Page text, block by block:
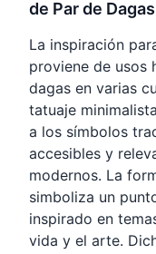
de Par de
La inspiración
proviene de usos
dagas en varias
tatuaje
a los símbolos
accesibles y
modernos. La
simboliza un
inspirado en
vida y el arte.